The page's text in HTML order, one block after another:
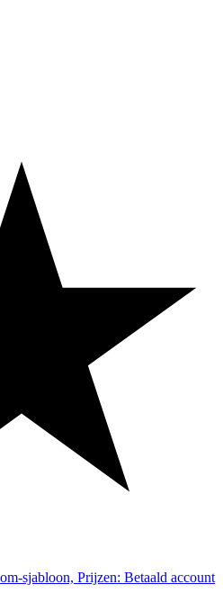
sjabloon, Prijzen: Betaald account